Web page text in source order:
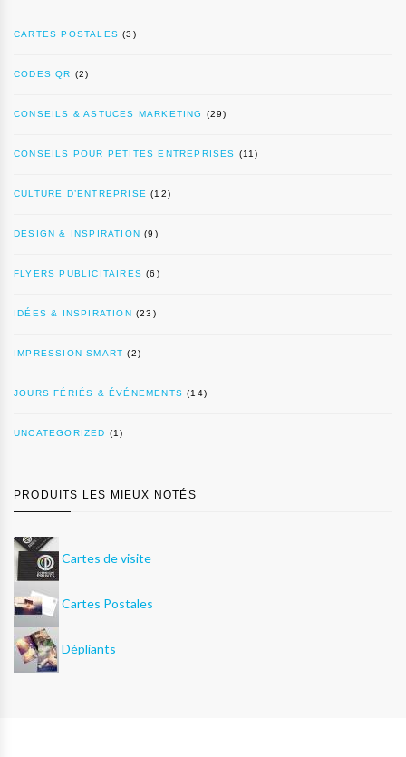
CARTES POSTALES (3)
CODES QR (2)
CONSEILS & ASTUCES MARKETING (29)
CONSEILS POUR PETITES ENTREPRISES (11)
CULTURE D’ENTREPRISE (12)
DESIGN & INSPIRATION (9)
FLYERS PUBLICITAIRES (6)
IDÉES & INSPIRATION (23)
IMPRESSION SMART (2)
JOURS FÉRIÉS & ÉVÉNEMENTS (14)
UNCATEGORIZED (1)
PRODUITS LES MIEUX NOTÉS
Cartes de visite
Cartes Postales
Dépliants